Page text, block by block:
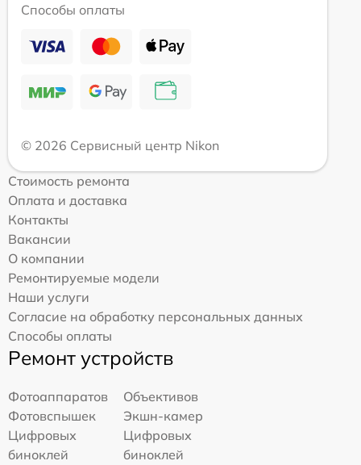
Способы оплаты
© 2026 Сервисный центр Nikon
Стоимость ремонта
Оплата и доставка
Контакты
Вакансии
О компании
Ремонтируемые модели
Наши услуги
Согласие на обработку персональных данных
Способы оплаты
Ремонт устройств
Фотоаппаратов
Объективов
Фотовспышек
Экшн-камер
Цифровых
биноклей
Цифровых
биноклей